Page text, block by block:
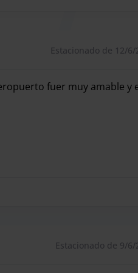
gozarás de un
al aeropuerto,
posible disponen de
Estacionado de 12/
fuer muy amable y
Estacionado de 9/